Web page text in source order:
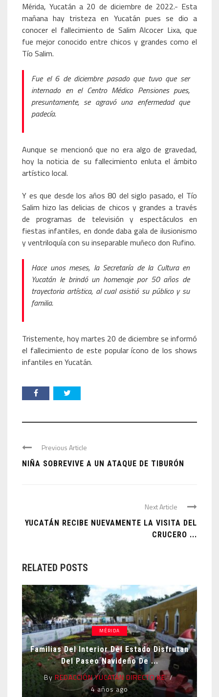
Mérida, Yucatán a 20 de diciembre de 2022.- Esta
mañana hay tristeza en Yucatán pues se dio a
conocer el fallecimiento de Salim Alcocer Lixa, que
fue mejor conocido entre chicos y grandes como el
Tío Salim.
Fue el 6 de diciembre pasado que tuvo que ser
internado en el Centro Médico Pensiones pues,
presuntamente, se agravó una enfermedad que
padecía.
Aunque se mencionó que no era algo de gravedad,
hoy la noticia de su fallecimiento enluta el ámbito
artístico local.
Y es que desde los años 80 del siglo pasado, el Tío
Salim hizo las delicias de chicos y grandes a través
de programas de televisión y espectáculos en
fiestas infantiles, en donde daba gala de ilusionismo
y ventriloquía con su inseparable muñeco don Rufino.
Hace unos meses, la Secretaría de la Cultura en
Yucatán le brindó un homenaje por 50 años de
trayectoria artística, al cual asistió su público y su
familia.
Tristemente, hoy martes 20 de diciembre se informó
el fallecimiento de este popular ícono de los shows
infantiles en Yucatán.
Previous Article
NIÑA SOBREVIVE A UN ATAQUE DE TIBURÓN
Next Article
YUCATÁN RECIBE NUEVAMENTE LA VISITA DEL
CRUCERO ...
RELATED POSTS
MÉRIDA
Familias Del Interior Del Estado Disfrutan
Del Paseo Navideño De ...
By REDACCIÓN YUCATÁN DIRECTO KE
4 años ago